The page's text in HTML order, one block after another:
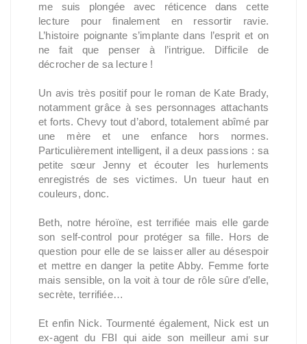
me suis plongée avec réticence dans cette
lecture pour finalement en ressortir ravie.
L’histoire poignante s’implante dans l’esprit et on
ne fait que penser à l’intrigue. Difficile de
décrocher de sa lecture !
Un avis très positif pour le roman de Kate Brady,
notamment grâce à ses personnages attachants
et forts. Chevy tout d’abord, totalement abîmé par
une mère et une enfance hors normes.
Particulièrement intelligent, il a deux passions : sa
petite sœur Jenny et écouter les hurlements
enregistrés de ses victimes. Un tueur haut en
couleurs, donc.
Beth, notre héroïne, est terrifiée mais elle garde
son self-control pour protéger sa fille. Hors de
question pour elle de se laisser aller au désespoir
et mettre en danger la petite Abby. Femme forte
mais sensible, on la voit à tour de rôle sûre d’elle,
secrète, terrifiée…
Et enfin Nick. Tourmenté également, Nick est un
ex-agent du FBI qui aide son meilleur ami sur